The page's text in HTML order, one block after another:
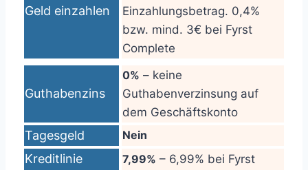
Geld einzahlen
Einzahlungsbetrag. 0,4%
bzw. mind. 3€ bei Fyrst
Complete
Guthabenzins
0% – keine
Guthabenverzinsung auf
dem Geschäftskonto
Tagesgeld Nein
Kreditlinie
7,99% – 6,99% bei Fyrst